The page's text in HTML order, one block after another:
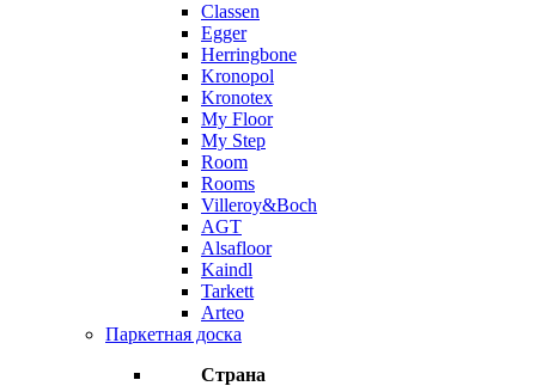
Classen
Egger
Herringbone
Kronopol
Kronotex
My Floor
My Step
Room
Rooms
Villeroy&Boch
AGT
Alsafloor
Kaindl
Tarkett
Arteo
Паркетная доска
Страна